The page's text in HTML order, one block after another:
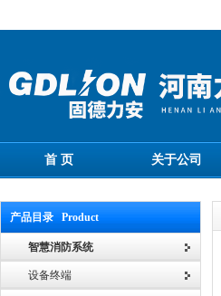
首 页 关于公司
产品目录 Product
智慧消防系统
设备终端